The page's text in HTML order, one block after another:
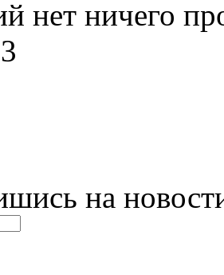
нет ничего
на